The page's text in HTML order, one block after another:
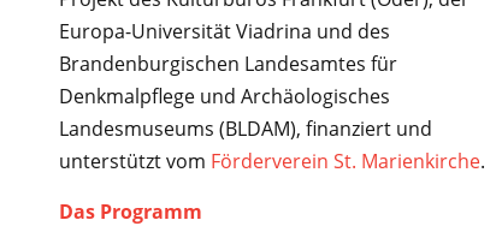
Europa-Universität Viadrina und des
Brandenburgischen Landesamtes für
Denkmalpflege und Archäologisches
Landesmuseums (BLDAM), finanziert und
unterstützt vom Förderverein St. Marienkirche.
Das Programm